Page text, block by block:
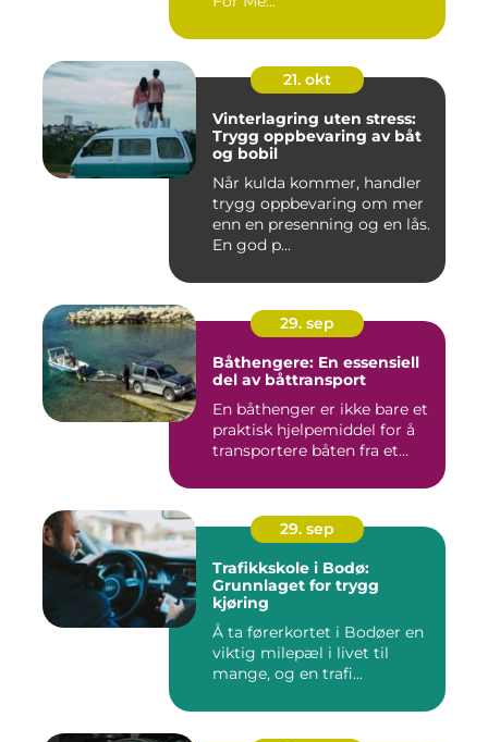
21. okt
Vinterlagring uten stress:
Trygg oppbevaring av båt
og bobil
Når kulda kommer, handler
trygg oppbevaring om mer
enn en presenning og en lås.
En god p...
29. sep
Båthengere: En essensiell
del av båttransport
En båthenger er ikke bare et
praktisk hjelpemiddel for å
transportere båten fra et...
29. sep
Trafikkskole i Bodø:
Grunnlaget for trygg
kjøring
Å ta førerkortet i Bodøer en
viktig milepæl i livet til
mange, og en trafi...